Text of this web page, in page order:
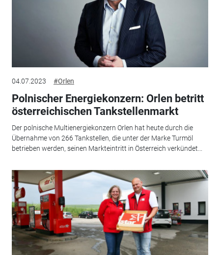
04.07.2023 #Orlen
Polnischer Energiekonzern: Orlen betritt
österreichischen Tankstellenmarkt
Der polnische Multienergiekonzern Orlen hat heute durch die
Übernahme von 266 Tankstellen, die unter der Marke Turmöl
betrieben werden, seinen Markteintritt in Österreich verkündet...